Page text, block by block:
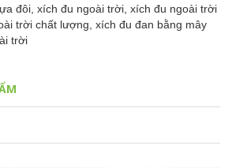
đôi, xích đu ngoài trời, xích đu ngoài trời
trời chất lượng, xích đu đan bằng mây
trời